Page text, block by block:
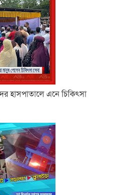
হাসপাতালে এনে চিকিৎসা